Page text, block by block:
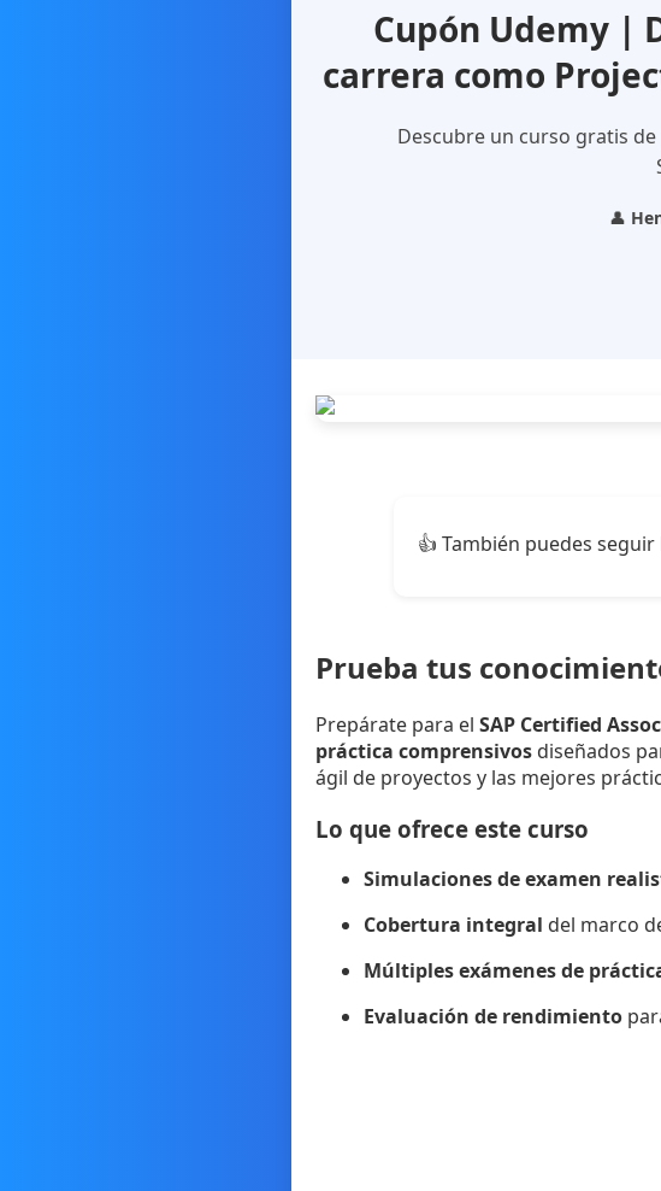
Cupón Udemy |
carrera como
Descubre un curso gratis de
👤
👍 También puedes
Prueba tus
Prepárate para el SAP Certified
práctica comprensivos diseñados
ágil de proyectos y las mejores
Lo que ofrece este curso
Simulaciones de examen
Cobertura integral del marco
Múltiples exámenes de
Evaluación de rendimiento